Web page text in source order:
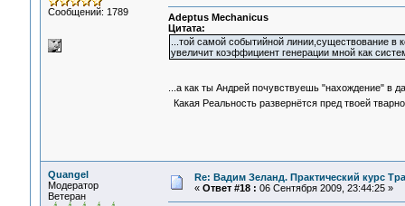
Сообщений: 1789
Adeptus Mechanicus
Цитата:
...той самой событийной линии,существование
увеличит коэффициент генерации мной как
...а как ты Андрей почувствуешь "нахождение" в
Какая Реальность развернётся пред твоей
Quangel
Модератор
Ветеран
Re: Вадим Зеланд. Практический курс
« Ответ #18 : 06 Сентября 2009, 23:44:25 »